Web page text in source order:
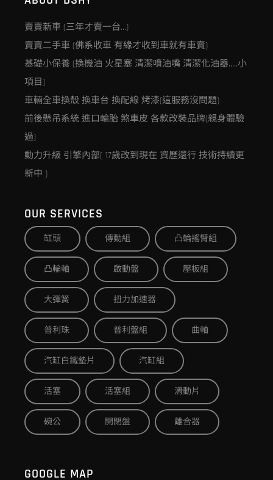
賣賣新車 (三年才賣一台…)
賣賣二手車 (佛系收車 有緣才收到車就有車賣)
基礎小保養 (換機油 火星塞 清潔噴油嘴 清潔化油器…..小
項目)
車輛全車換殼 換車台 換配線 烤漆(這服務沒問題)
前後懸吊系統 進口輪胎 煞車皮 各款改裝品牌(親身體驗
過)
動力升級 引擎內部( 17歲改到現在 資歷還行 技術持續更
新中 )
OUR SERVICES
缸頭 傳動組 凸輪搖臂組
凸輪軸 啟動盤 壓板組
大彈簧 扭力加速器
普利珠 普利盤組 曲軸
汽缸白鐵墊片 汽缸組
活塞 活塞組 滑動片
碗公 開閉盤 離合器
GOOGLE MAP